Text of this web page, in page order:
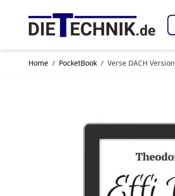
Home / PocketBook / Verse DACH Version